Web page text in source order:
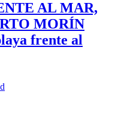
AL MAR,
MORÍN
frente al